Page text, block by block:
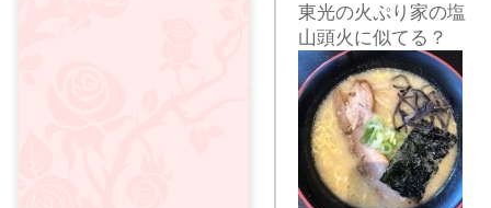
東光の火ぷり家の塩
山頭火に似てる？